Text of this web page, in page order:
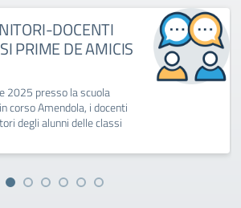
DOCENTI
PRIME DE AMICIS
2025 presso la scuola
corso Amendola, i docenti
degli alunni delle classi